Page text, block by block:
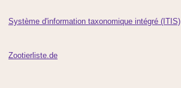
Système d'information taxonomique intégré (ITIS)
Zootierliste.de